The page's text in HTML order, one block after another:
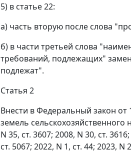
5) в статье 22:
а) часть вторую после слова
б) в части третьей слова
требований, подлежащих"
подлежат".
Статья 2
Внести в Федеральный закон
земель сельскохозяйственного
N 35, ст. 3607; 2008, N 30, ст.
ст. 5067; 2022, N 1, ст. 44; 2023,